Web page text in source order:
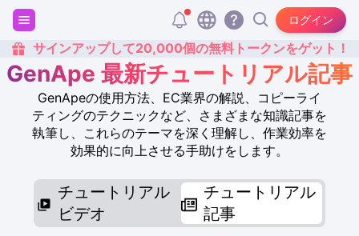
ログイン
サインアップして20,000個の無料トークンをゲット！
GenApe 最新チュートリアル記事
GenApeの使用方法、EC業界の解説、コピーライ
ティングのテクニックなど、さまざまな知識記事を
執筆し、これらのテーマを深く理解し、作業効率を
効果的に向上させる手助けをします。
チュートリアル
ビデオ
チュートリアル
記事